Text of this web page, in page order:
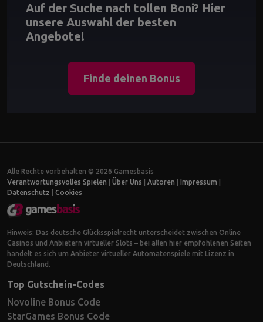
Auf der Suche nach tollen Boni? Hier
unsere Auswahl der besten
Angebote!
Finde deinen Bonus
Alle Rechte vorbehalten © 2026 Gamesbasis
Verantwortungsvolles Spielen
Über Uns Autoren Impressum
Datenschutz
Cookies
Hinweis: Das deutsche Glücksspielrecht unterscheidet zwischen Online
Casinos und Anbietern virtueller Slots – bei allen hier empfohlenen Seiten
handelt es sich um Anbieter virtueller Automatenspiele mit Lizenz in
Deutschland.
Top Gutschein-Codes
Novoline Bonus Code
StarGames Bonus Code